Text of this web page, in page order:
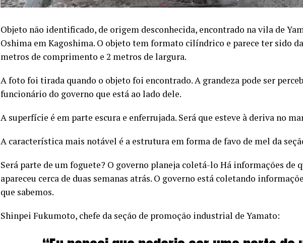
Objeto não identificado, de origem desconhecida, encontrado na vila de
Oshima em Kagoshima. O objeto tem formato cilíndrico e parece ter sido
metros de comprimento e 2 metros de largura.
A foto foi tirada quando o objeto foi encontrado. A grandeza pode ser
funcionário do governo que está ao lado dele.
A superfície é em parte escura e enferrujada. Será que esteve à deriva no
A característica mais notável é a estrutura em forma de favo de mel da
Será parte de um foguete? O governo planeja coletá-lo Há informações de
apareceu cerca de duas semanas atrás. O governo está coletando
que sabemos.
Shinpei Fukumoto, chefe da seção de promoção industrial de Yamato: